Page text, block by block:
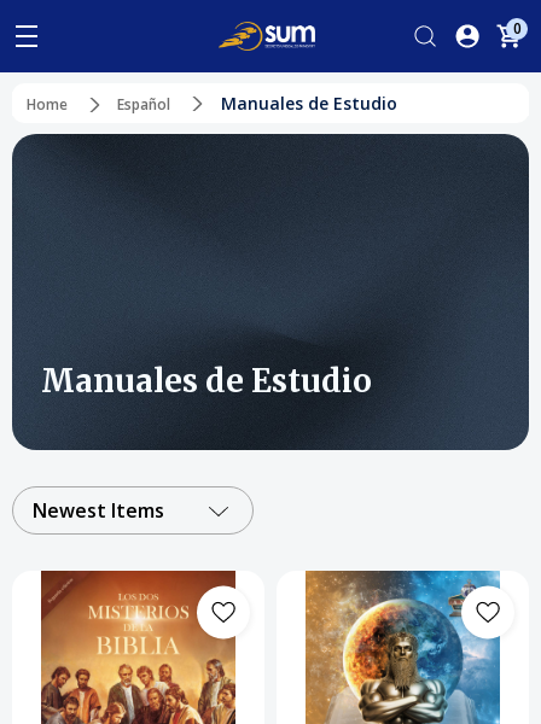
0
Home Español Manuales de Estudio
Manuales de Estudio
Newest Items